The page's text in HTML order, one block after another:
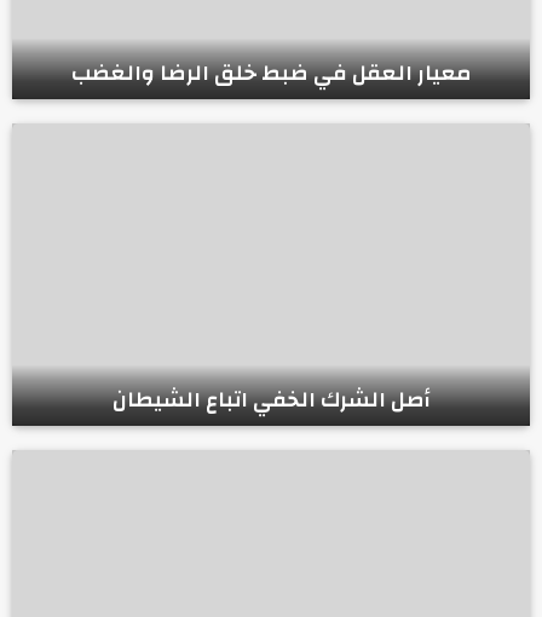
معيار العقل في ضبط خلق الرضا والغضب
أصل الشرك الخفي اتباع الشيطان